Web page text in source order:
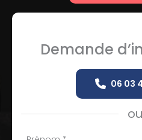
Demande
06 03
ou